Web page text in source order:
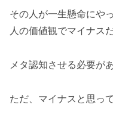
その人が一生懸命にや
人の価値観でマイナス
メタ認知させる必要が
ただ、マイナスと思っ